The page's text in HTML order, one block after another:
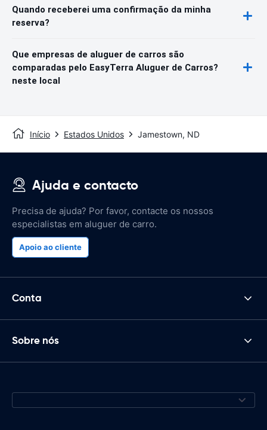
Quando receberei uma confirmação da minha
reserva?
Que empresas de aluguer de carros são
comparadas pelo EasyTerra Aluguer de Carros?
neste local
Início Estados Unidos Jamestown, ND
Ajuda e contacto
Precisa de ajuda? Por favor, contacte os nossos
especialistas em aluguer de carro.
Apoio ao cliente
Conta
Sobre nós